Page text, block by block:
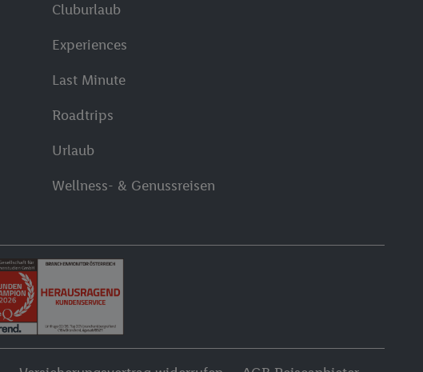
Cluburlaub
Experiences
Last Minute
Roadtrips
Urlaub
Wellness- & Genussreisen